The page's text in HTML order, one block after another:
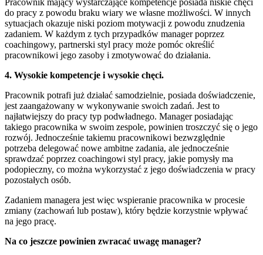
do pracy z powodu braku wiary we własne możliwości. W innych
sytuacjach okazuje niski poziom motywacji z powodu znudzenia
zadaniem. W każdym z tych przypadków manager poprzez
coachingowy, partnerski styl pracy może pomóc określić
pracownikowi jego zasoby i zmotywować do działania.
4. Wysokie kompetencje i wysokie chęci.
Pracownik potrafi już działać samodzielnie, posiada doświadczenie,
jest zaangażowany w wykonywanie swoich zadań. Jest to
najłatwiejszy do pracy typ podwładnego. Manager posiadając
takiego pracownika w swoim zespole, powinien troszczyć się o jego
rozwój. Jednocześnie takiemu pracownikowi bezwzględnie
potrzeba delegować nowe ambitne zadania, ale jednocześnie
sprawdzać poprzez coachingowi styl pracy, jakie pomysły ma
podopieczny, co można wykorzystać z jego doświadczenia w pracy
pozostałych osób.
Zadaniem managera jest więc wspieranie pracownika w procesie
zmiany (zachowań lub postaw), który będzie korzystnie wpływać
na jego pracę.
Na co jeszcze powinien zwracać uwagę manager?